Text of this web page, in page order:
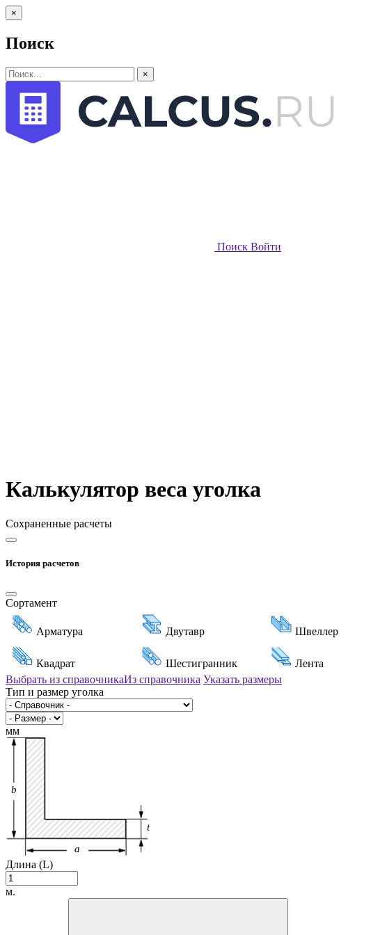
×
Поиск
×
Поиск Войти
Калькулятор веса уголка
Сохраненные расчеты
История расчетов
Сортамент
Арматура Двутавр Швеллер
Квадрат Шестигранник Лента
Выбрать из справочникаИз справочника Указать размеры
Тип и размер уголка
мм
a
b
t
Длина (L)
м.